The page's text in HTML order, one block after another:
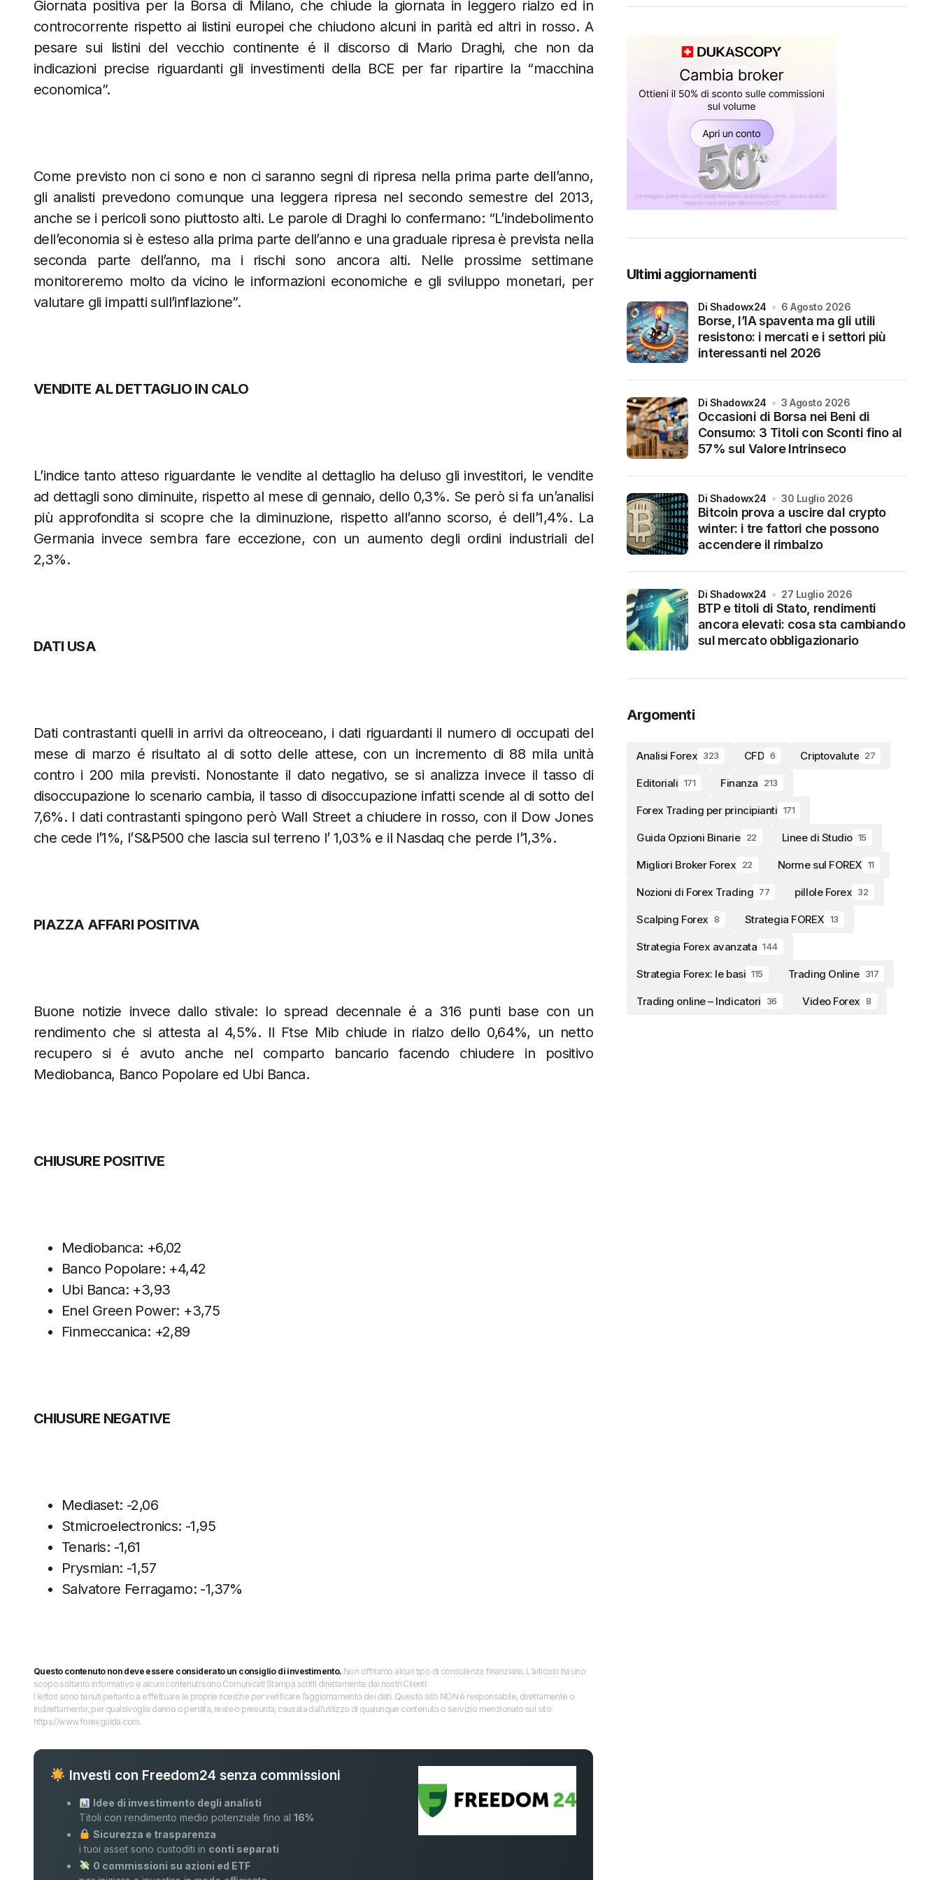
Giornata positiva per la Borsa di Milano, che chiude la giornata in leggero rialzo ed in
controcorrente rispetto ai listini europei che chiudono alcuni in parità ed altri in rosso. A
pesare sui listini del vecchio continente é il discorso di Mario Draghi, che non da
indicazioni precise riguardanti gli investimenti della BCE per far ripartire la “macchina
economica”.
Come previsto non ci sono e non ci saranno segni di ripresa nella prima parte dell’anno,
gli analisti prevedono comunque una leggera ripresa nel secondo semestre del 2013,
anche se i pericoli sono piuttosto alti. Le parole di Draghi lo confermano: “L’indebolimento
dell’economia si è esteso alla prima parte dell’anno e una graduale ripresa è prevista nella
seconda parte dell’anno, ma i rischi sono ancora alti. Nelle prossime settimane
monitoreremo molto da vicino le informazioni economiche e gli sviluppo monetari, per
valutare gli impatti sull’inflazione”.
VENDITE AL DETTAGLIO IN CALO
L’indice tanto atteso riguardante le vendite al dettaglio ha deluso gli investitori, le vendite
ad dettagli sono diminuite, rispetto al mese di gennaio, dello 0,3%. Se però si fa un’analisi
più approfondita si scopre che la diminuzione, rispetto all’anno scorso, é dell’1,4%. La
Germania invece sembra fare eccezione, con un aumento degli ordini industriali del
2,3%.
DATI USA
Dati contrastanti quelli in arrivi da oltreoceano, i dati riguardanti il numero di occupati del
mese di marzo é risultato al di sotto delle attese, con un incremento di 88 mila unità
contro i 200 mila previsti. Nonostante il dato negativo, se si analizza invece il tasso di
disoccupazione lo scenario cambia, il tasso di disoccupazione infatti scende al di sotto del
7,6%. I dati contrastanti spingono però Wall Street a chiudere in rosso, con il Dow Jones
che cede l’1%, l’S&P500 che lascia sul terreno l’ 1,03% e il Nasdaq che perde l’1,3%.
PIAZZA AFFARI POSITIVA
Buone notizie invece dallo stivale: lo spread decennale é a 316 punti base con un
rendimento che si attesta al 4,5%. Il Ftse Mib chiude in rialzo dello 0,64%, un netto
recupero si é avuto anche nel comparto bancario facendo chiudere in positivo
Mediobanca, Banco Popolare ed Ubi Banca.
CHIUSURE POSITIVE
Mediobanca: +6,02
Banco Popolare: +4,42
Ubi Banca: +3,93
Enel Green Power: +3,75
Finmeccanica: +2,89
CHIUSURE NEGATIVE
Mediaset: -2,06
Stmicroelectronics: -1,95
Tenaris: -1,61
Prysmian: -1,57
Salvatore Ferragamo: -1,37%
Questo contenuto non deve essere considerato un consiglio di investimento. Non offriamo alcun tipo di consulenza finanziaria. L’articolo ha uno
scopo soltanto informativo e alcuni contenuti sono Comunicati Stampa scritti direttamente dai nostri Clienti.
I lettori sono tenuti pertanto a effettuare le proprie ricerche per verificare l’aggiornamento dei dati. Questo sito NON è responsabile, direttamente o
indirettamente, per qualsivoglia danno o perdita, reale o presunta, causata dall'utilizzo di qualunque contenuto o servizio menzionato sul sito
https://www.forexguida.com.
Investi con Freedom24 senza commissioni
Idee di investimento degli analisti
Titoli con rendimento medio potenziale fino al16%
Sicurezza e trasparenza
i tuoi asset sono custoditi in conti separati
0 commissioni su azioni ed ETF
Ultimi aggiornamenti
Borse, l’IA spaventa ma gli utili
resistono: i mercati e i settori più
interessanti nel 2026
di Shadowx24 6 Agosto 2026
Occasioni di Borsa nei Beni di
Consumo: 3 Titoli con Sconti fino al
57% sul Valore Intrinseco
di Shadowx24 3 Agosto 2026
Bitcoin prova a uscire dal crypto
winter: i tre fattori che possono
accendere il rimbalzo
di Shadowx24 30 Luglio 2026
BTP e titoli di Stato, rendimenti
ancora elevati: cosa sta cambiando
sul mercato obbligazionario
di Shadowx24 27 Luglio 2026
Argomenti
Analisi Forex 323 CFD 6 Criptovalute 27
Editoriali 171 Finanza 213
Forex Trading per principianti 171
Guida Opzioni Binarie 22 Linee di Studio 15
Migliori Broker Forex 22 Norme sul FOREX 11
Nozioni di Forex Trading 77 pillole Forex 32
Scalping Forex 8 Strategia FOREX 13
Strategia Forex avanzata 144
Strategia Forex: le basi 115 Trading Online 317
Trading online – Indicatori 36 Video Forex 8